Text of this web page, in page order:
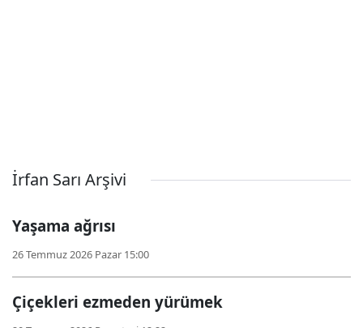
İrfan Sarı Arşivi
Yaşama ağrısı
26 Temmuz 2026 Pazar 15:00
Çiçekleri ezmeden yürümek